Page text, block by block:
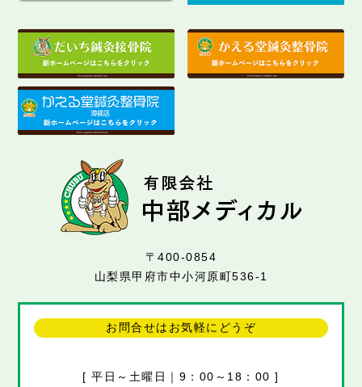
〒400-0854
山梨県甲府市中小河原町536-1
お問合せはお気軽にどうぞ
[ 平日～土曜日｜9：00～18：00 ]